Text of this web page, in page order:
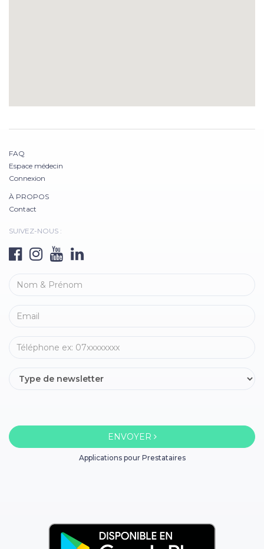
FAQ
Espace médecin
Connexion
À PROPOS
Contact
SUIVEZ-NOUS :
ENVOYER
Applications pour Prestataires